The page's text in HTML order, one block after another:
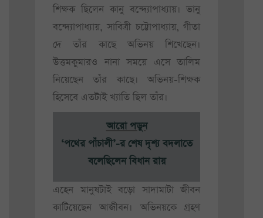
শিক্ষক ছিলেন কানু বন্দ্যোপাধ্যায়। ভানু
বন্দ্যোপাধ্যায়, সাবিত্রী চট্টোপাধ্যায়, গীতা
দে তাঁর কাছে অভিনয় শিখেছেন।
উত্তমকুমারও নানা সময়ে এসে তালিম
নিয়েছেন তাঁর কাছে। অভিনয়-শিক্ষক
হিসেবে এতটাই খ্যাতি ছিল তাঁর।
আরো পড়ুন
‘পথের পাঁচালী’-র শেষ দৃশ্য বদলাতে
বলেছিলেন বিধান রায়
এহেন মানুষটাই বড়ো সাদামাটা জীবন
কাটিয়েছেন আজীবন। অভিনয়কে গ্রহণ